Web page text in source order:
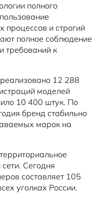
полного
процессов и строгий
полное соблюдение
требований к
12 288
моделей
10 400 штук. По
бренд стабильно
марок на
Сегодня
составляет 105
уголках России.